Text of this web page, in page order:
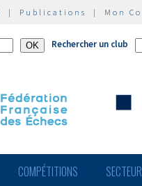
| Publications | Mon
Rechercher un club
COMPÉTITIONS